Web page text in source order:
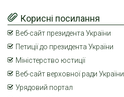
Корисні посилання
Веб-сайт президента України
Петиції до президента України
Міністерство юстиції
Веб-сайт верховної ради України
Урядовий портал